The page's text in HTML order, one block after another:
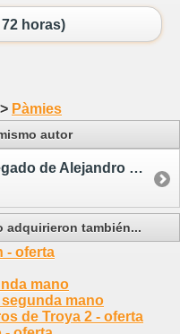
horas)
> Pàmies
autor
Los Tres Paraísos / El Legado de Alejandro Magno 2
adquirieron también...
- oferta
mano
mano
de Troya 2 - oferta